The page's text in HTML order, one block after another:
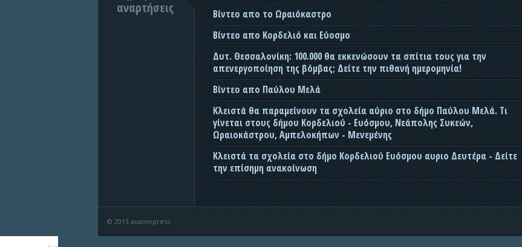
αναρτήσεις
Βίντεο απο το Ωραιόκαστρο
Βίντεο απο Κορδελιό και Εύοσμο
Δυτ. Θεσσαλονίκη: 100.000 θα εκκενώσουν τα σπίτια τους για την
απενεργοποίηση της βόμβας; Δείτε την πιθανή ημερομηνία!
Βίντεο απο Παύλου Μελά
Κλειστά θα παραμείνουν τα σχολεία αύριο στο δήμο Παύλου Μελά. Τι
γίνεται στους δήμου Κορδελιού - Ευόσμου, Νεάπολης Συκεών,
Ωραιοκάστρου, Αμπελοκήπων - Μενεμένης
Κλειστά τα σχολεία στο δήμο Κορδελιού Ευόσμου αυριο Δευτέρα - Δείτε
την επίσημη ανακοίνωση
© 2013 avatonpress.